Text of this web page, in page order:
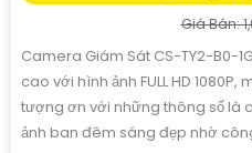
Giá Bán:
Camera Giám Sát CS-TY2-B0-
cao với hình ảnh FULL HD
tượng ơn với những thông số là
ảnh ban đêm sáng đẹp nhờ